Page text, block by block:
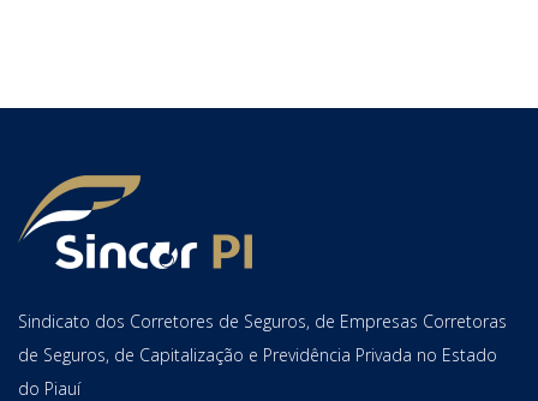
Sindicato dos Corretores de Seguros, de Empresas Corretoras
de Seguros, de Capitalização e Previdência Privada no Estado
do Piauí